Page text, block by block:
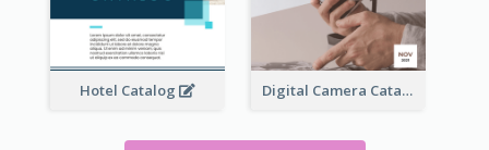
Hotel Catalog Digital Camera Catalog